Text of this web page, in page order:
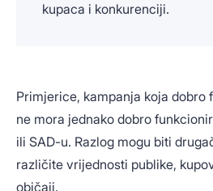
kupaca i konkurenciji.
Primjerice, kampanja koja dobro
ne mora jednako dobro
ili SAD-u. Razlog mogu biti
različite vrijednosti publike,
običaji.